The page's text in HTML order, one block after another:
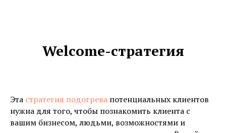
Welcome-стратегия
Эта стратегия подогрева потенциальных клиентов
нужна для того, чтобы познакомить клиента с
вашим бизнесом, людьми, возможностями и